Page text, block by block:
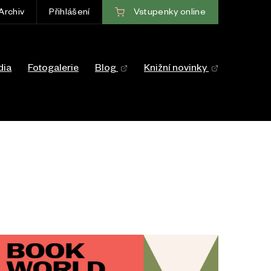
Přihlášení Vstupenky online
Fotogalerie Blog Knižní novinky